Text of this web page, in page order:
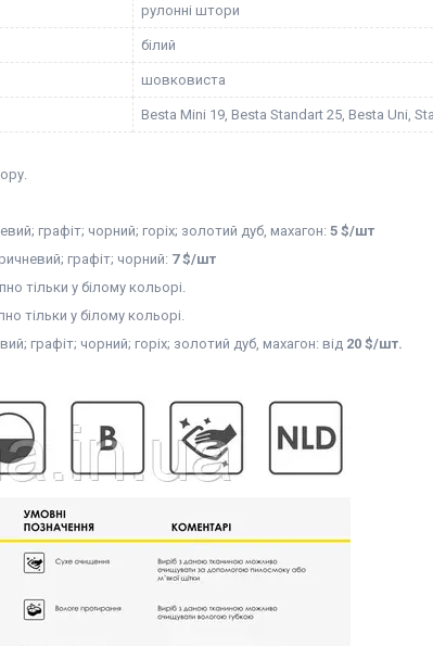
рулонні штори
білий
шовковиста
Besta Mini 19, Besta Standart 25, Besta Uni,
графіт; чорний; горіх; золотий дуб, махагон: 5 $/шт
графіт; чорний: 7 $/шт
тільки у білому кольорі.
тільки у білому кольорі.
графіт; чорний; горіх; золотий дуб, махагон: від 20 $/шт.